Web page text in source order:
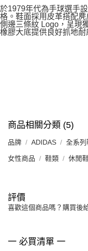
於1979年代為手球選手
格。鞋面採用皮革搭配
側邊三條紋 Logo，呈現
橡膠大底提供良好抓地耐
商品相關分類 (5)
品牌 ADIDAS 全系列
女性商品 鞋類 休閒
評價
喜歡這個商品嗎？購買後
一 必買清單 一